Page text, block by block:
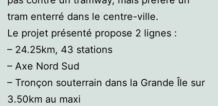
tram enterré dans le centre-ville.
Le projet présenté propose 2 lignes :
– 24.25km, 43 stations
– Axe Nord Sud
– Tronçon souterrain dans la Grande Île sur
3.50km au maxi